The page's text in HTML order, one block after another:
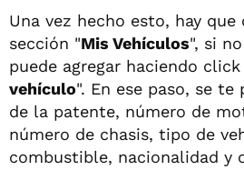
Una vez hecho esto, hay que
sección "Mis Vehículos", si
puede agregar haciendo click
vehículo". En ese paso, se
de la patente, número de
número de chasis, tipo de
combustible, nacionalidad y